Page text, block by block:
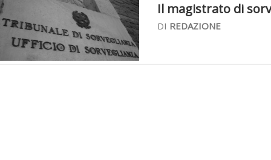
Il magistrato di
DI REDAZIONE